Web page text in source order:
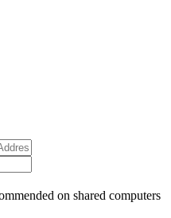
on shared computers